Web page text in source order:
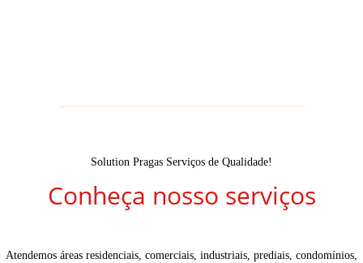
Solution Pragas Serviços de Qualidade!
Conheça nosso serviços
Atendemos áreas residenciais, comerciais, industriais, prediais, condomínios,